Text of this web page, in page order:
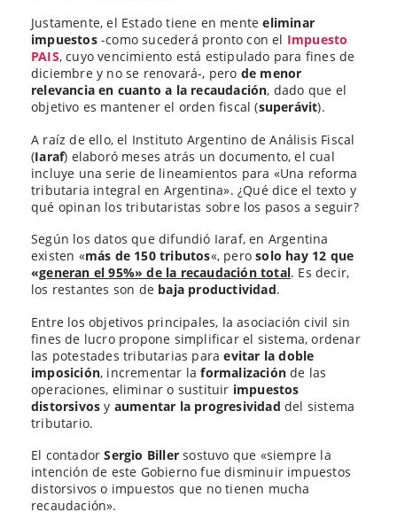
Justamente, el Estado tiene en menteeliminar
impuestos-como sucederá pronto con el Impuesto
PAIS, cuyo vencimiento está estipulado para fines de
diciembre y no se renovará-, pero de menor
relevancia en cuanto a la recaudación, dado que el
objetivo es mantener el orden fiscal (superávit).
A raíz de ello, el Instituto Argentino de Análisis Fiscal
(Iaraf) elaboró meses atrás un documento, el cual
incluye una serie de lineamientos para «Una reforma
tributaria integral en Argentina». ¿Qué dice el texto y
qué opinan los tributaristas sobre los pasos a seguir?
Según los datos que difundió Iaraf, en Argentina
existen «más de 150 tributos«, perosolo hay 12 que
«generan el 95%» de la recaudación total. Es decir,
los restantes son de baja productividad.
Entre los objetivos principales, la asociación civil sin
fines de lucro propone simplificar el sistema, ordenar
las potestades tributarias paraevitar la doble
imposición, incrementar laformalización de las
operaciones, eliminar o sustituir impuestos
distorsivos y aumentar la progresividad del sistema
tributario.
El contadorSergio Biller sostuvo que «siempre la
intención de este Gobierno fue disminuir impuestos
distorsivos o impuestos que no tienen mucha
recaudación».